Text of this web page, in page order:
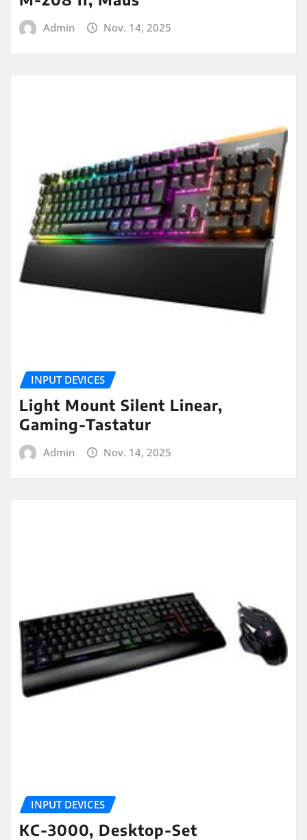
Admin Nov. 14, 2025
INPUT DEVICES
Light Mount Silent Linear,
Gaming-Tastatur
Admin Nov. 14, 2025
INPUT DEVICES
KC-3000, Desktop-Set